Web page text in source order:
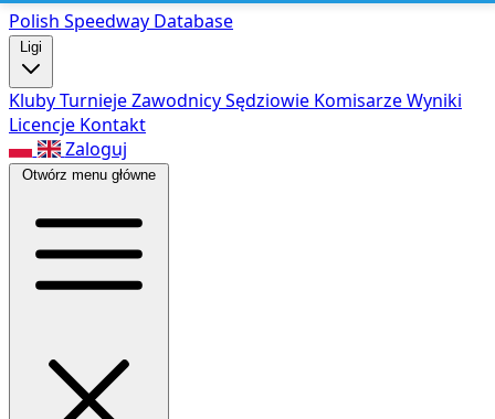
Polish Speedway Database
Ligi
KlubyTurniejeZawodnicySędziowie KomisarzeWyniki
Licencje Kontakt
Zaloguj
Otwórz menu główne